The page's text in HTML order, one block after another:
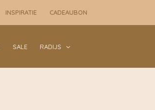
INSPIRATIE CADEAUBON
SALE RADIJS